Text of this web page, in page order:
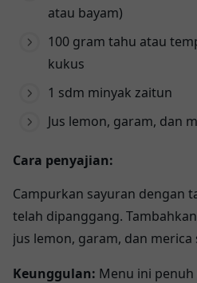
atau bayam)
100 gram tahu atau
kukus
1 sdm minyak zaitun
Jus lemon, garam, dan
Cara penyajian:
Campurkan sayuran dengan
telah dipanggang.
jus lemon, garam, dan merica
Keunggulan: Menu ini